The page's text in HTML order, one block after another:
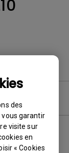
des
vous garantir
visite sur
en
« Cookies